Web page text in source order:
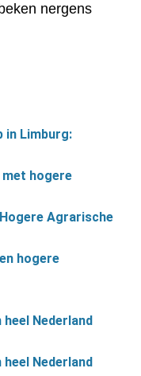
nergens
in Limburg:
met hogere
Agrarische
hogere
Nederland
Nederland